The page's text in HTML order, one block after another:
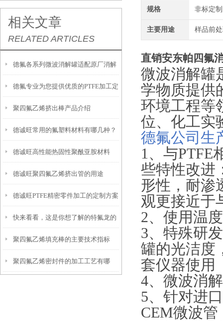
相关文章
RELATED ARTICLES
德氟各系列微波消解罐适配原厂消解
仪
德氟专业为您提供优质的PTFE加工定
制服务
聚四氟乙烯挤出棒产品介绍
德诚旺常用的氟塑料材料有哪几种？
德诚旺高性能热固性聚酰亚胺材料
德诚旺聚四氟乙烯挤出管的用途
德诚旺PTFE精密零件加工的定制方案
快来看看，这是你想了解的特氟龙的
应用范围吗？
聚四氟乙烯填充棒的主要技术指标
聚四氟乙烯密封件的加工工艺有哪
规格 非标定
主要用途 样品前
直销安东帕四氟
微波消解罐
学物质提供
环境工程等
位、化工实
德氟公司生
1、与PTFE
些特性改进
形性，耐渗
观更接近于
2、使用温
3、特殊研
罐的光洁度
套仪器使用
4、微波消
5、针对进
CEM微波管